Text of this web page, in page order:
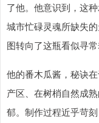
了他。他意识到，这
城市忙碌灵魂所缺失
图转向了这瓶看似寻常
他的番木瓜酱，秘诀在
产区、在树梢自然成
郁。制作过程近乎苛